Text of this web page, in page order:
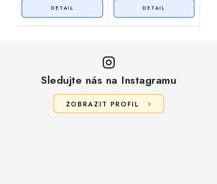
Sledujte nás na Instagramu
ZOBRAZIT PROFIL